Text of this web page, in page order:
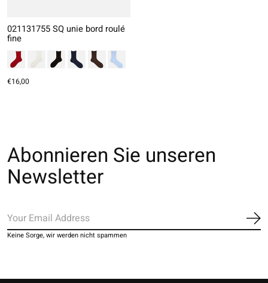
021131755 SQ unie bord roulé
fine
€16,00
Abonnieren Sie unseren
Newsletter
Keine Sorge, wir werden nicht spammen